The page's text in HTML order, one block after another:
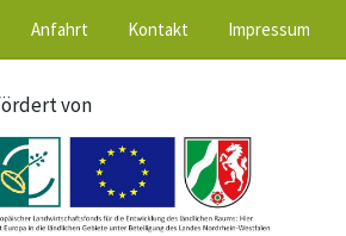
Anfahrt Kontakt Impressum
von